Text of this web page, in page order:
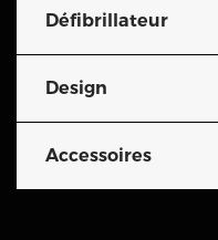
Défibrillateur
Design
Accessoires